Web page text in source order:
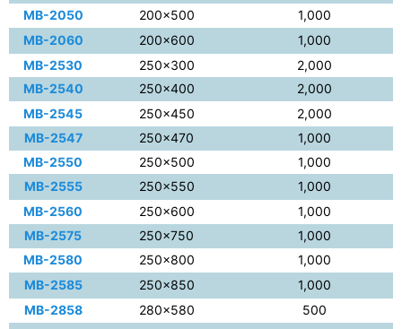
MB-2050
200×500
1,000
MB-2060
200×600
1,000
MB-2530
250×300
2,000
MB-2540
250×400
2,000
MB-2545
250×450
2,000
MB-2547
250×470
1,000
MB-2550
250×500
1,000
MB-2555
250×550
1,000
MB-2560
250×600
1,000
MB-2575
250×750
1,000
MB-2580
250×800
1,000
MB-2585
250×850
1,000
MB-2858
280×580
500